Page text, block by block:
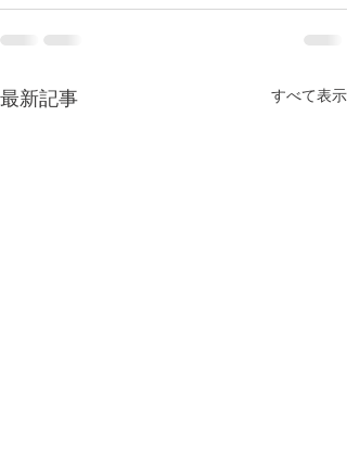
最新記事 すべて表示